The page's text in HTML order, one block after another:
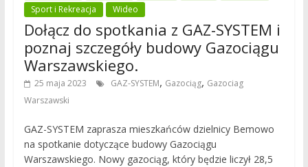
Sport i Rekreacja
Wideo
Dołącz do spotkania z GAZ-SYSTEM i
poznaj szczegóły budowy Gazociągu
Warszawskiego.
25 maja 2023 GAZ-SYSTEM, Gazociąg, Gazociag
Warszawski
GAZ-SYSTEM zaprasza mieszkańców dzielnicy Bemowo
na spotkanie dotyczące budowy Gazociągu
Warszawskiego. Nowy gazociąg, który będzie liczył 28,5